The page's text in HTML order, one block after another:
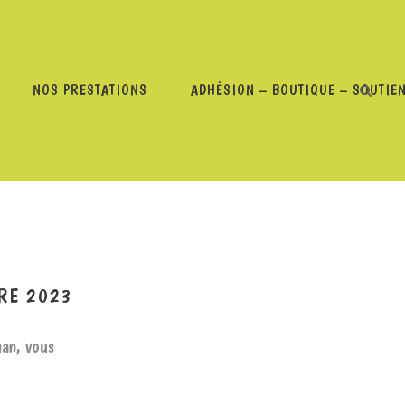
NOS PRESTATIONS ADHÉSION – BOUTIQUE –
2023
vous